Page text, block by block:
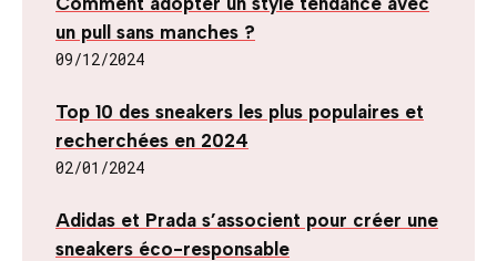
un pull sans manches ?
09/12/2024
Top 10 des sneakers les plus populaires et
recherchées en 2024
02/01/2024
Adidas et Prada s’associent pour créer une
sneakers éco-responsable